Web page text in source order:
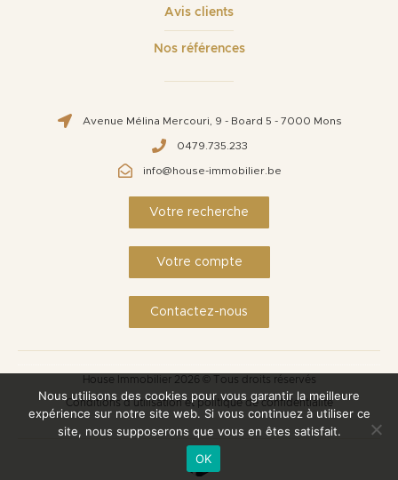
Avis clients
Nos références
Avenue Mélina Mercouri, 9 - Board 5 - 7000 Mons
0479.735.233
info@house-immobilier.be
Votre recherche
Votre compte
Contactez-nous
House Immobilier 2026 © Tous droits réservés
Conditions d'utilisation et politique de confidentialité
Nous utilisons des cookies pour vous garantir la meilleure
expérience sur notre site web. Si vous continuez à utiliser ce
site, nous supposerons que vous en êtes satisfait.
OK